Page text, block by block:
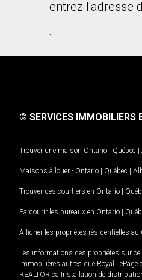
entrez l'adresse
.
© SERVICES IMMOBILIERS
Trouver une maison Ontario | Québec |
Maisons à louer - Ontario | Québec |
Trouver des courtiers en Ontario |
Parcourir les bureaux en Ontario |
Afficher les propriétés résidentielles au
Les informations des propriétés sur
immobilières autres que Royal
REALTOR.ca Installation de